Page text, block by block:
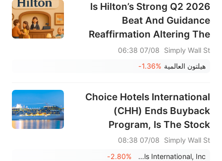
Is Hilton’s Strong Q2 2026
Beat And Guidance
Reaffirmation Altering The
Investment Case For HLT?
Simply Wall St
07/08 06:38
هيلتون العالمية -1.36%
Choice Hotels International
(CHH) Ends Buyback
Program, Is The Stock
Cheap?
Simply Wall St
07/08 08:38
Choice Hotels International, Inc.
-2.80%